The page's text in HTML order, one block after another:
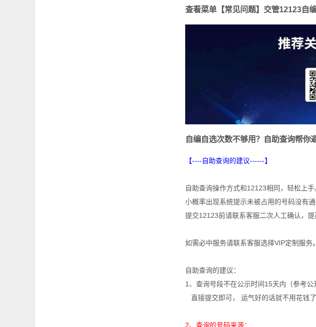
查看菜单【常见问题】交管12123自
自编自选次数不够用？自助查询帮你
【----自助查询的建议------】
自助查询操作方式和12123相同，轻松上
小概率出现系统提示未被占用的号码没有
提交12123前请联系客服二次人工确认，提
如需必中服务请联系客服选择VIP定制服务
自助查询的建议：
1、查询号段不在公示时间15天内（参考
直接提交即可， 运气好的话就不用花钱了
2、查询的号码来源：